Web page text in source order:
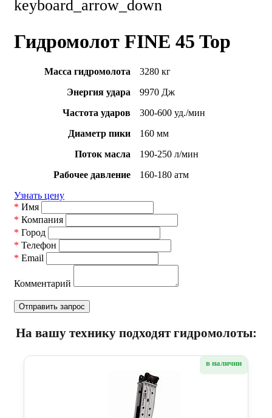
keyboard_arrow_down
Гидромолот FINE 45 Top
Масса гидромолота
3280 кг
Энергия удара
9970 Дж
Частота ударов
300-600 уд./мин
Диаметр пики
160 мм
Поток масла
190-250 л/мин
Рабочее давление
160-180 атм
Узнать цену
* Имя
* Компания
* Город
* Телефон
* Email
Комментарий
На вашу технику подходят гидромолоты:
в наличии